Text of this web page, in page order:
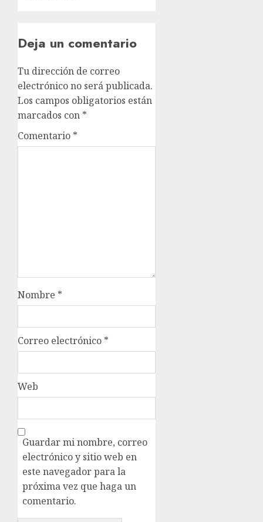
Deja un comentario
Tu dirección de correo
electrónico no será publicada.
Los campos obligatorios están
marcados con *
Comentario *
Nombre *
Correo electrónico *
Web
Guardar mi nombre, correo
electrónico y sitio web en
este navegador para la
próxima vez que haga un
comentario.